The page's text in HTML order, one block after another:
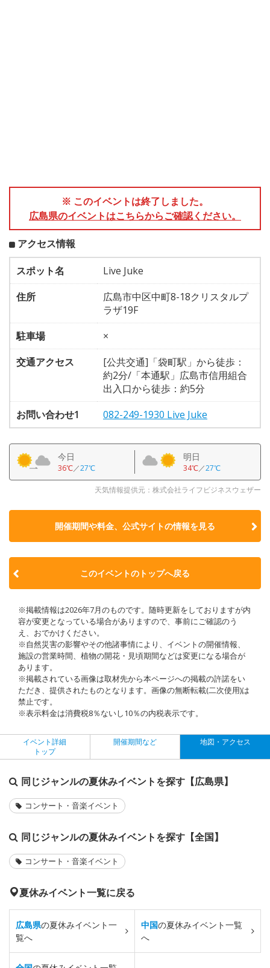
※ このイベントは終了しました。
広島県のイベントはこちらからご確認ください。
アクセス情報
スポット名
Live Juke
住所
広島市中区中町8-18クリスタルプ
ラザ19F
駐車場
×
交通アクセス
[公共交通]「袋町駅」から徒歩：
約2分/「本通駅」広島市信用組合
出入口から徒歩：約5分
お問い合わせ1
082-249-1930 Live Juke
今日
36℃／27℃
明日
34℃／27℃
天気情報提供元：株式会社ライフビジネスウェザー
開催期間や料金、公式サイトの情報を見る
このイベントのトップへ戻る
※掲載情報は2026年7月のものです。随時更新をしておりますが内
容が変更となっている場合がありますので、事前にご確認のう
え、おでかけください。
※自然災害の影響やその他諸事情により、イベントの開催情報、
施設の営業時間、植物の開花・見頃期間などは変更になる場合が
あります。
※掲載されている画像は取材先から本ページへの掲載の許諾をい
ただき、提供されたものとなります。画像の無断転載(二次使用)は
禁止です。
※表示料金は消費税8％ないし10％の内税表示です。
イベント詳細
トップ
開催期間など 地図・アクセス
同じジャンルの夏休みイベントを探す【広島県】
コンサート・音楽イベント
同じジャンルの夏休みイベントを探す【全国】
コンサート・音楽イベント
夏休みイベント一覧に戻る
広島県の夏休みイベント一
覧へ
中国の夏休みイベント一覧
へ